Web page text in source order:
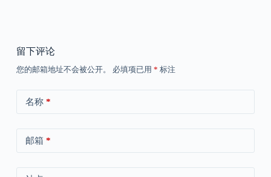
留下评论
您的邮箱地址不会被公开。 必填项已用 * 标注
名称*
邮箱 *